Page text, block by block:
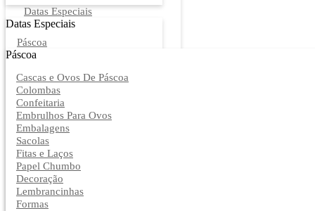
Datas Especiais
Datas Especiais
Páscoa
Páscoa
Cascas e Ovos De Páscoa
Colombas
Confeitaria
Embrulhos Para Ovos
Embalagens
Sacolas
Fitas e Laços
Papel Chumbo
Decoração
Lembrancinhas
Formas